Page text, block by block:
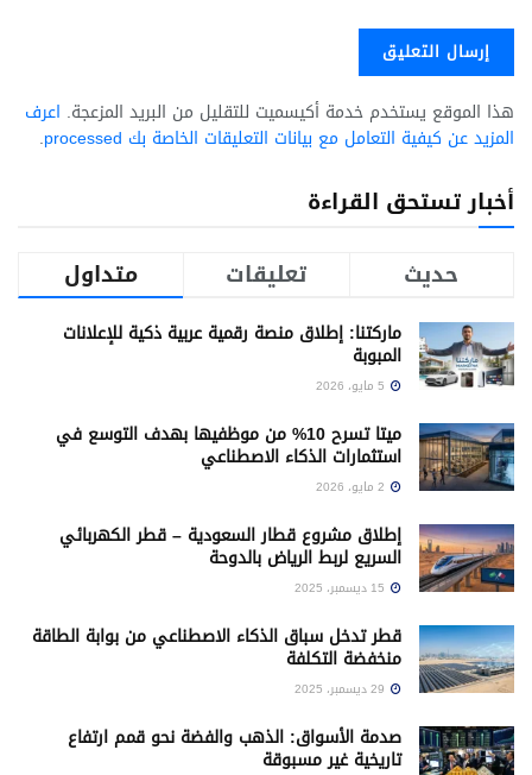
هذا الموقع يستخدم خدمة أكيسميت للتقليل من البريد المزعجة. اعرف
المزيد عن كيفية التعامل مع بيانات التعليقات الخاصة بك processed
.
أخبار تستحق القراءة
متداول
تعليقات حديث
ماركتنا: إطلاق منصة رقمية عربية ذكية للإعلانات
المبوبة
ميتا تسرح 10% من موظفيها بهدف التوسع في
استثمارات الذكاء الاصطناعي
إطلاق مشروع قطار السعودية – قطر الكهربائي
السريع لربط الرياض بالدوحة
قطر تدخل سباق الذكاء الاصطناعي من بوابة الطاقة
منخفضة التكلفة
صدمة الأسواق: الذهب والفضة نحو قمم ارتفاع
تاريخية غير مسبوقة